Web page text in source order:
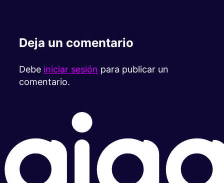
Deja un comentario
Debe iniciar sesión para publicar un
comentario.